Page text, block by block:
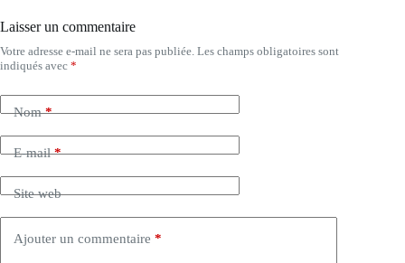
Laisser un commentaire
Votre adresse e-mail ne sera pas publiée. Les champs obligatoires sont
indiqués avec *
Nom*
E-mail*
Site web
Ajouter un commentaire *